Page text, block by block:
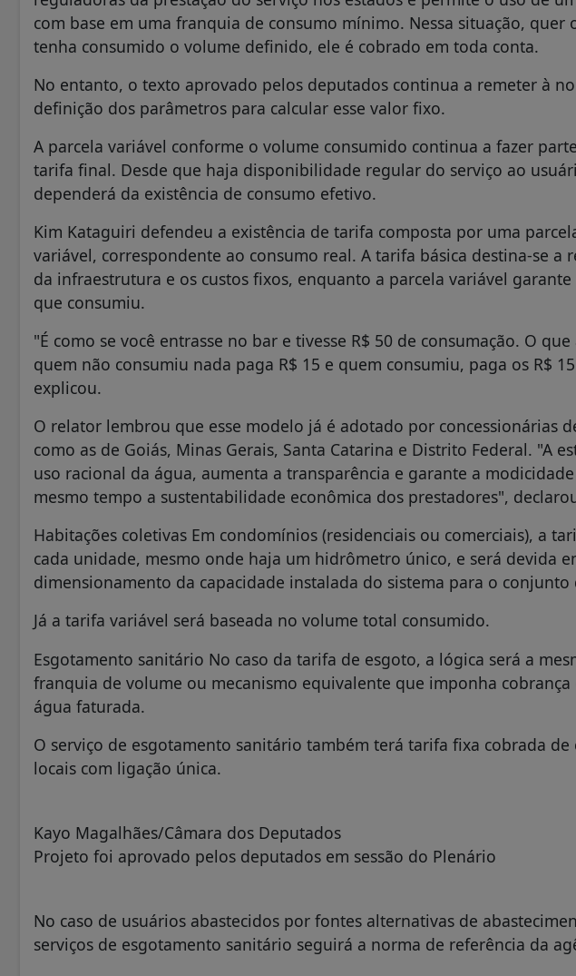
com base em uma franquia de consumo mínimo. Nessa situação, quer
tenha consumido o volume definido, ele é cobrado em toda conta.
No entanto, o texto aprovado pelos deputados continua a remeter à
definição dos parâmetros para calcular esse valor fixo.
A parcela variável conforme o volume consumido continua a fazer
tarifa final. Desde que haja disponibilidade regular do serviço ao
dependerá da existência de consumo efetivo.
Kim Kataguiri defendeu a existência de tarifa composta por uma
variável, correspondente ao consumo real. A tarifa básica destina-se
da infraestrutura e os custos fixos, enquanto a parcela variável
que consumiu.
"É como se você entrasse no bar e tivesse R$ 50 de consumação. O
quem não consumiu nada paga R$ 15 e quem consumiu, paga os R$
explicou.
O relator lembrou que esse modelo já é adotado por concessionárias
como as de Goiás, Minas Gerais, Santa Catarina e Distrito Federal. "A
uso racional da água, aumenta a transparência e garante a
mesmo tempo a sustentabilidade econômica dos prestadores",
Habitações coletivas Em condomínios (residenciais ou comerciais), a
cada unidade, mesmo onde haja um hidrômetro único, e será devida
dimensionamento da capacidade instalada do sistema para o conjunto
Já a tarifa variável será baseada no volume total consumido.
Esgotamento sanitário No caso da tarifa de esgoto, a lógica será a
franquia de volume ou mecanismo equivalente que imponha
água faturada.
O serviço de esgotamento sanitário também terá tarifa fixa cobrada
locais com ligação única.
Kayo Magalhães/Câmara dos Deputados
Projeto foi aprovado pelos deputados em sessão do Plenário
No caso de usuários abastecidos por fontes alternativas de
serviços de esgotamento sanitário seguirá a norma de referência da